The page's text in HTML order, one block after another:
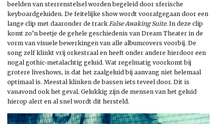
beelden van sterrenstelsel worden begeleid door sferische
keyboardgeluiden. De feitelijke show wordt voorafgegaan door een
lange clip met daaronder de trackFalse Awaking Suite. In deze clip
komt zo’n beetje de gehele geschiedenis van Dream Theater in de
vorm van visuele bewerkingen van alle albumcovers voorbij. De
song zelf klinkt vrij orkestraal en heeft onder andere hierdoor een
nogal gothic-metalachtig geluid. Wat regelmatig voorkomt bij
grotere liveshows, is dat het zaalgeluid bij aanvang niet helemaal
optimaal is. Meestal klinken de bassen iets teveel door. Dit is
vanavond ook het geval. Gelukkig zijn de mensen van het geluid
hierop alert en al snel wordt dit hersteld.